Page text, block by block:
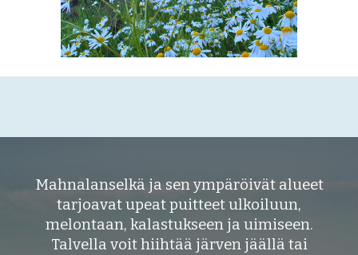
Mahnalanselkä ja sen ympäröivät alueet
tarjoavatupeat puitteet ulkoiluun,
melontaan, kalastukseen ja uimiseen.
Talvella voit hiihtää järven jäällä tai